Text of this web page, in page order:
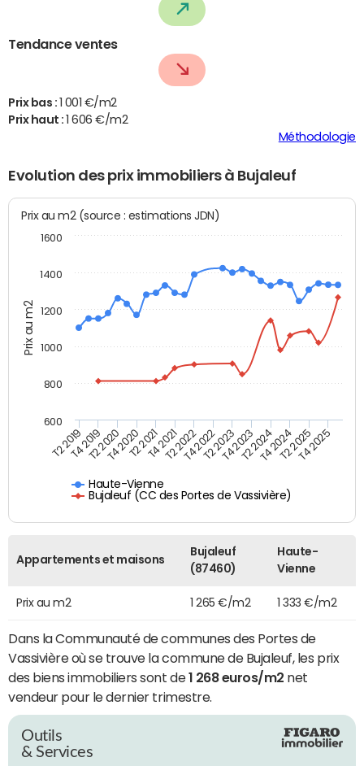
Tendance ventes
Prix bas :
1 001 €/m2
Prix haut :
1 606 €/m2
Méthodologie
Evolution des prix immobiliers à Bujaleuf
Prix au m2
Prix au m2 (source : estimations JDN)
Haute-Vienne
Bujaleuf (CC des Portes de Vassivière)
T2 2019T4 2019T2 2020T4 2020T2 2021T4 2021T2 2022T4 2022T2 2023T4 2023T2 2024T4 2024T2 2025T4 2025
600
800
1000
1200
1400
1600
Appartements et maisons
Bujaleuf
(87460)
Haute-
Vienne
Prix au m2 1 265 €/m2 1 333 €/m2
Dans la Communauté de communes des Portes de
Vassivière où se trouve la commune de Bujaleuf, les prix
des biens immobiliers sont de1 268 euros/m2 net
vendeur pour le dernier trimestre.
Outils
& Services